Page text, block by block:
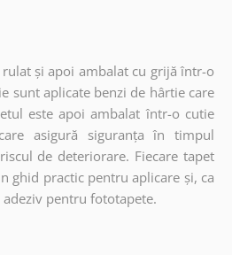
și apoi ambalat cu grijă într-o
sunt aplicate benzi de hârtie care
este apoi ambalat într-o cutie
asigură siguranța în timpul
de deteriorare. Fiecare tapet
ghid practic pentru aplicare și, ca
pentru fototapete.